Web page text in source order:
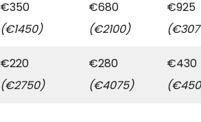
€350
(€1450)
€680
(€2100)
€925
€220
(€2750)
€280
(€4075)
€430